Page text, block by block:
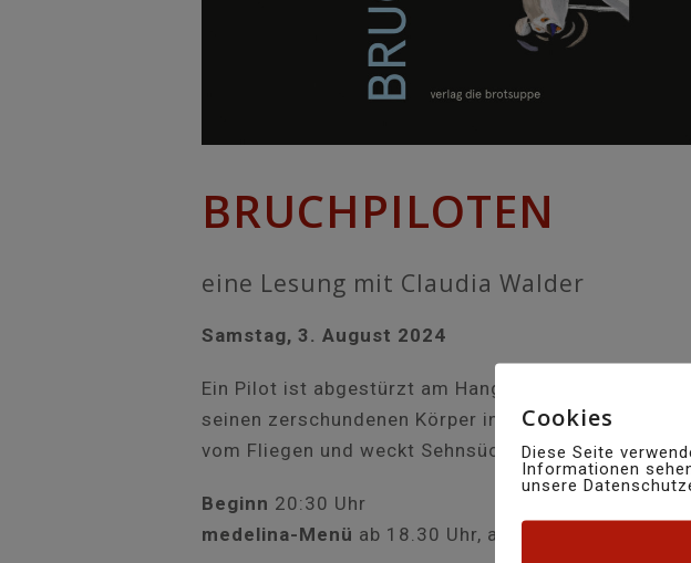
BRUCHPILOTEN
eine Lesung mit Claudia Walder
Samstag, 3. August 2024
Ein Pilot ist abgestürzt am Hang über dem Bergdorf.
seinen zerschundenen Körper in ihre Stube. Wenn
vom Fliegen und weckt Sehnsüchte.
Beginn 20:30 Uhr
medelina-Menü ab 18.30 Uhr, auf Reservation bis
Cookies
Diese Seite
Informationen
unsere